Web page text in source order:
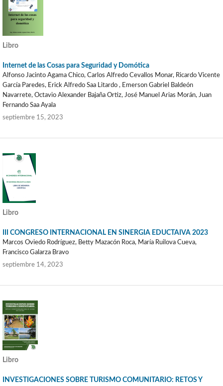
Libro
Internet de las Cosas para Seguridad y Domótica
Alfonso Jacinto Agama Chico, Carlos Alfredo Cevallos Monar, Ricardo Vicente
García Paredes, Erick Alfredo Saa Litardo , Emerson Gabriel Baldeón
Navarrete, Octavio Alexander Bajaña Ortiz, José Manuel Arias Morán, Juan
Fernando Saa Ayala
septiembre 15, 2023
Libro
III CONGRESO INTERNACIONAL EN SINERGIA EDUCTAIVA 2023
Marcos Oviedo Rodríguez, Betty Mazacón Roca, María Ruilova Cueva,
Francisco Galarza Bravo
septiembre 14, 2023
Libro
INVESTIGACIONES SOBRE TURISMO COMUNITARIO: RETOS Y